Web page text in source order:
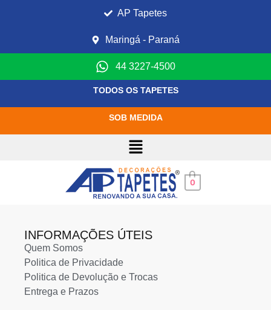
AP Tapetes
Maringá - Paraná
44 3227-4500
TODOS OS TAPETES
SOB MEDIDA
0
INFORMAÇÕES ÚTEIS
Quem Somos
Politica de Privacidade
Politica de Devolução e Trocas
Entrega e Prazos